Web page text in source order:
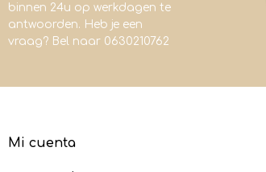
binnen 24u op werkdagen te
antwoorden. Heb je een
vraag? Bel naar 0630210762
Mi cuenta